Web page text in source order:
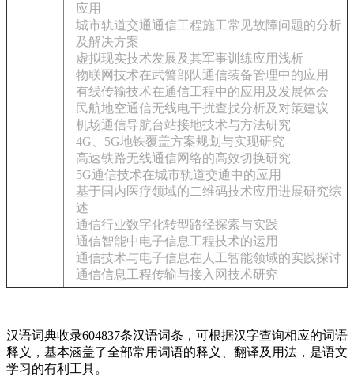
应用
城市轨道交通通信工程施工常见故障问题的分析
及解决方案
虚拟现实技术发展及其军事训练应用浅析
物联网技术在武警部队通信装备管理中的应用
有线传输技术在通信工程中的应用及发展体会
民航地空通信无线电干扰查找分析及对策建议
机场通信导航台站接地技术与方法研究
4G、5G地铁覆盖方案规划与实现研究
高速铁路无线通信网络的高效切换研究
5G通信技术在城市轨道交通中的应用
基于国内医疗领域的二维码技术应用进展研究综
述
通信行业数字化转型路径探索与实践
通信智能中电子信息工程技术的运用
通信技术与电子信息在人工智能领域的实践探讨
通信信息工程传输与接入网技术研究
汉语词典收录604837条汉语词条，可根据汉字查询相应的词语
释义，基本涵盖了全部常用词语的释义、翻译及用法，是语文
学习的有利工具。